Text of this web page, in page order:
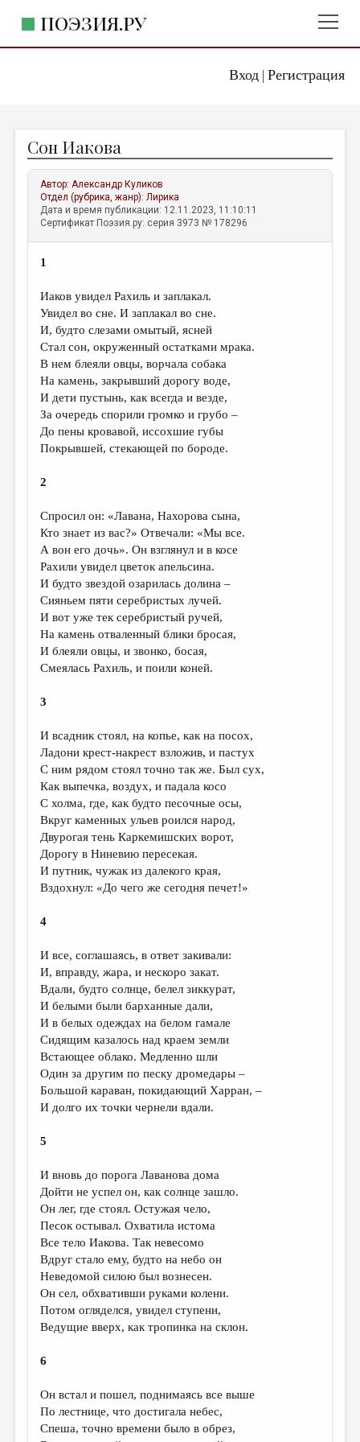
Вход| Регистрация
ПОЭЗИЯ.РУ
ЖАНРЫ
АВТОРЫ
КОММЕНТАРИИ
ЛИТСАЛОН
НОВОСТИ
ПРАВИЛА САЙТА
ОТДЕЛЫ И РУБРИКИ
ИЗБРАННОЕ
ДАЙДЖЕСТ
ПРОИЗВЕДЕНИЯ
ПЕРЕВОДЫ
КНИЖНАЯ ПОЛКА
ОБЗОР ЛИТЕРАТУРЫ
СТРАНИЦЫ ПАМЯТИ
ОБЪЯВЛЕНИЯ
КОЛОНКА РЕДАКТОРА
РЕДКОЛЛЕГИЯ
ОТ РЕДАКЦИИ
ЭССЕИСТИКА
ЛИТЕРАТУРОВЕДЕНИЕ
КУЛЬТУРОВЕДЕНИЕ
ПУБЛИЦИСТИКА
РЕЦЕНЗИРОВАНИЕ
ЦИКЛЫ ПУБЛИКАЦИЙ
ТРЕДИАКОВСКИЙ
МЕДИА
ВКОНТАКТЕ
Сон Иакова
Автор:Александр Куликов
Отдел (рубрика, жанр):Лирика
Дата и время публикации: 12.11.2023, 11:10:11
Сертификат Поэзия.ру: серия 3973 № 178296
1
Иаков увидел Рахиль и заплакал.
Увидел во сне. И заплакал во сне.
И, будто слезами омытый, ясней
Стал сон, окруженный остатками мрака.
В нем блеяли овцы, ворчала собака
На камень, закрывший дорогу воде,
И дети пустынь, как всегда и везде,
За очередь спорили громко и грубо –
До пены кровавой, иссохшие губы
Покрывшей, стекающей по бороде.
2
Спросил он: «Лавана, Нахорова сына,
Кто знает из вас?» Отвечали: «Мы все.
А вон его дочь». Он взглянул и в косе
Рахили увидел цветок апельсина.
И будто звездой озарилась долина –
Сияньем пяти серебристых лучей.
И вот уже тек серебристый ручей,
На камень отваленный блики бросая,
И блеяли овцы, и звонко, босая,
Смеялась Рахиль, и поили коней.
3
И всадник стоял, на копье, как на посох,
Ладони крест-накрест взложив, и пастух
С ним рядом стоял точно так же. Был сух,
Как выпечка, воздух, и падала косо
С холма, где, как будто песочные осы,
Вкруг каменных ульев роился народ,
Двурогая тень Каркемишских ворот,
Дорогу в Ниневию пересекая.
И путник, чужак из далекого края,
Вздохнул: «До чего же сегодня печет!»
4
И все, соглашаясь, в ответ закивали:
И, вправду, жара, и нескоро закат.
Вдали, будто солнце, белел зиккурат,
И белыми были барханные дали,
И в белых одеждах на белом гамале
Сидящим казалось над краем земли
Встающее облако. Медленно шли
Один за другим по песку дромедары –
Большой караван, покидающий Харран, –
И долго их точки чернели вдали.
5
И вновь до порога Лаванова дома
Дойти не успел он, как солнце зашло.
Он лег, где стоял. Остужая чело,
Песок остывал. Охватила истома
Все тело Иакова. Так невесомо
Вдруг стало ему, будто на небо он
Неведомой силою был вознесен.
Он сел, обхвативши руками колени.
Потом огляделся, увидел ступени,
Ведущие вверх, как тропинка на склон.
6
Он встал и пошел, поднимаясь все выше
По лестнице, что достигала небес,
Спеша, точно времени было в обрез,